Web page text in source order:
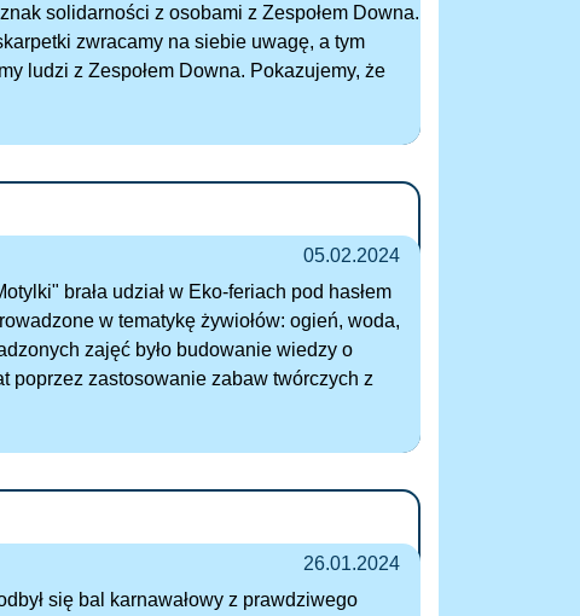
solidarności z osobami z Zespołem Downa.
zwracamy na siebie uwagę, a tym
ludzi z Zespołem Downa. Pokazujemy, że
05.02.2024
brała udział w Eko-feriach pod hasłem
w tematykę żywiołów: ogień, woda,
zajęć było budowanie wiedzy o
poprzez zastosowanie zabaw twórczych z
26.01.2024
się bal karnawałowy z prawdziwego